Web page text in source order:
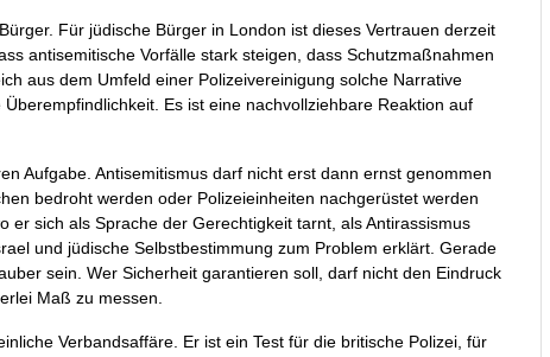
Für jüdische Bürger in London ist dieses Vertrauen derzeit
antisemitische Vorfälle stark steigen, dass Schutzmaßnahmen
aus dem Umfeld einer Polizeivereinigung solche Narrative
Es ist eine nachvollziehbare Reaktion auf
Aufgabe. Antisemitismus darf nicht erst dann ernst genommen
bedroht werden oder Polizeieinheiten nachgerüstet werden
er sich als Sprache der Gerechtigkeit tarnt, als Antirassismus
und jüdische Selbstbestimmung zum Problem erklärt. Gerade
sein. Wer Sicherheit garantieren soll, darf nicht den Eindruck
Maß zu messen.
Verbandsaffäre. Er ist ein Test für die britische Polizei, für